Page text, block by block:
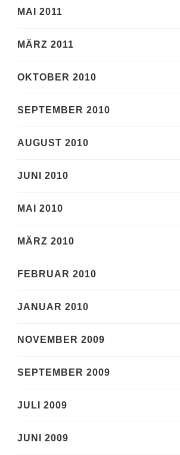
MAI 2011
MÄRZ 2011
OKTOBER 2010
SEPTEMBER 2010
AUGUST 2010
JUNI 2010
MAI 2010
MÄRZ 2010
FEBRUAR 2010
JANUAR 2010
NOVEMBER 2009
SEPTEMBER 2009
JULI 2009
JUNI 2009